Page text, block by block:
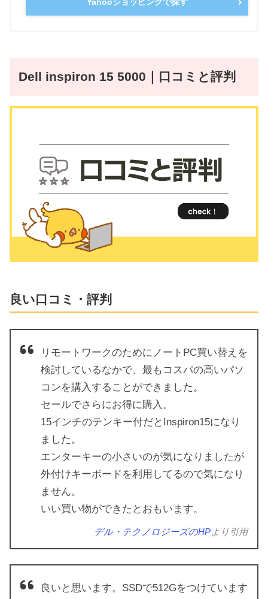
Yahooショッピングで探す
Dell inspiron 15 5000｜口コミと評判
良い口コミ・評判
リモートワークのためにノートPC買い替えを
検討しているなかで、最もコスパの高いパソ
コンを購入することができました。
セールでさらにお得に購入。
15インチのテンキー付だとInspiron15になり
ました。
エンターキーの小さいのが気になりましたが
外付けキーボードを利用してるので気になり
ません。
いい買い物ができたとおもいます。
デル・テクノロジーズのHPより引用
良いと思います。SSDで512Gをつけています